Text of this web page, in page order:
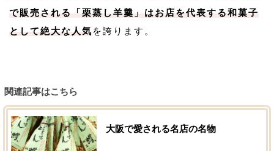
で販売される「栗蒸し羊羹」はお店を代表する和菓子
として絶大な人気 を誇ります。
関連記事はこちら
大阪で愛される名店の名物